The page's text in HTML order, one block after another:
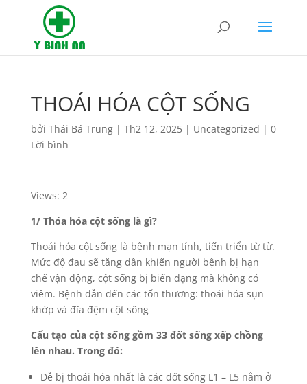
THOÁI HÓA CỘT SỐNG
bởi Thái Bá Trung| Th2 12, 2025| Uncategorized | 0
Lời bình
Views: 2
1/ Thóa hóa cột sống là gì?
Thoái hóa cột sống là bệnh mạn tính, tiến triển từ từ.
Mức độ đau sẽ tăng dần khiến người bệnh bị hạn
chế vận động, cột sống bị biến dạng mà không có
viêm. Bệnh dẫn đến các tổn thương: thoái hóa sụn
khớp và đĩa đệm cột sống
Cấu tạo của cột sống gồm 33 đốt sống xếp chồng
lên nhau. Trong đó:
Dễ bị thoái hóa nhất là các đốt sống L1 – L5 nằm ở